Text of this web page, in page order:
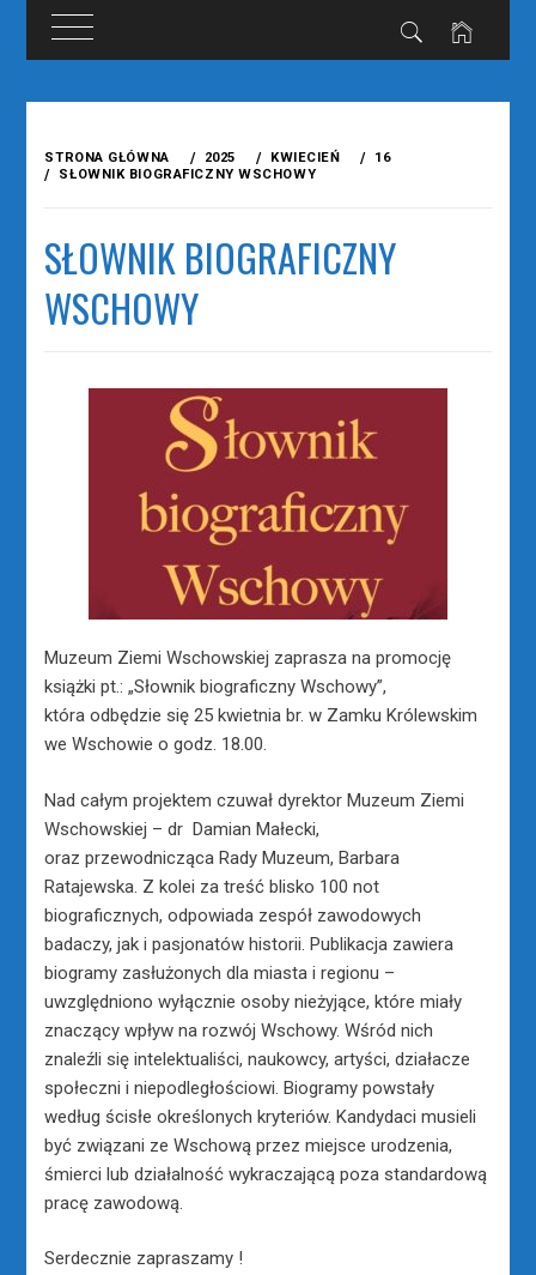
treści
STRONA GŁÓWNA 2025 KWIECIEŃ
16
SŁOWNIK BIOGRAFICZNY WSCHOWY
SŁOWNIK BIOGRAFICZNY
WSCHOWY
Muzeum Ziemi Wschowskiej zaprasza na promocję
książki pt.: „Słownik biograficzny Wschowy”,
która odbędzie się 25 kwietnia br. w Zamku Królewskim
we Wschowie o godz. 18.00.
Nad całym projektem czuwał dyrektor Muzeum Ziemi
Wschowskiej – dr Damian Małecki,
oraz przewodnicząca Rady Muzeum, Barbara
Ratajewska. Z kolei za treść blisko 100 not
biograficznych, odpowiada zespół zawodowych
badaczy, jak i pasjonatów historii. Publikacja zawiera
biogramy zasłużonych dla miasta i regionu –
uwzględniono wyłącznie osoby nieżyjące, które miały
znaczący wpływ na rozwój Wschowy. Wśród nich
znaleźli się intelektualiści, naukowcy, artyści, działacze
społeczni i niepodległościowi. Biogramy powstały
według ścisłe określonych kryteriów. Kandydaci musieli
być związani ze Wschową przez miejsce urodzenia,
śmierci lub działalność wykraczającą poza standardową
pracę zawodową.
Serdecznie zapraszamy !